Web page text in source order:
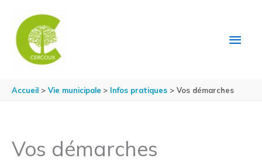
Accueil Vie municipale Infos pratiques Vos démarches
Vos démarches